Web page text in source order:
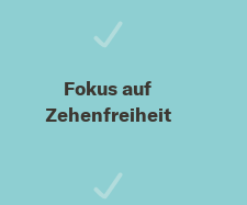
Fokus auf
Zehenfreiheit